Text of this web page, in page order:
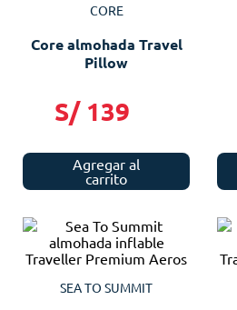
CORE
Core almohada Travel
Pillow
S/ 139
Agregar al
carrito
SEA TO SUMMIT